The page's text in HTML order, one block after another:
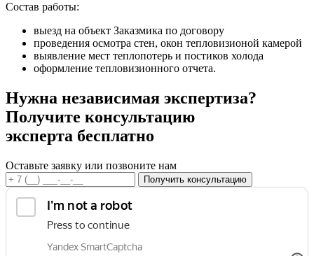
Состав работы:
выезд на объект Заказмика по договору
проведения осмотра стен, окон тепловизионой камерой
выявление мест теплопотерь и постиков холода
оформление тепловизионного отчета.
Нужна независимая экспертиза?
Получите консультацию
эксперта бесплатно
Оставьте заявку или позвоните нам
Получить консультацию